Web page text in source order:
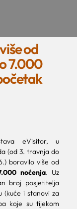
od
7.000
eVisitor, u
(od 3. travnja do
boravilo više od
noćenja. Uz
broj posjetitelja
(kuće i stanovi za
koje su tijekom